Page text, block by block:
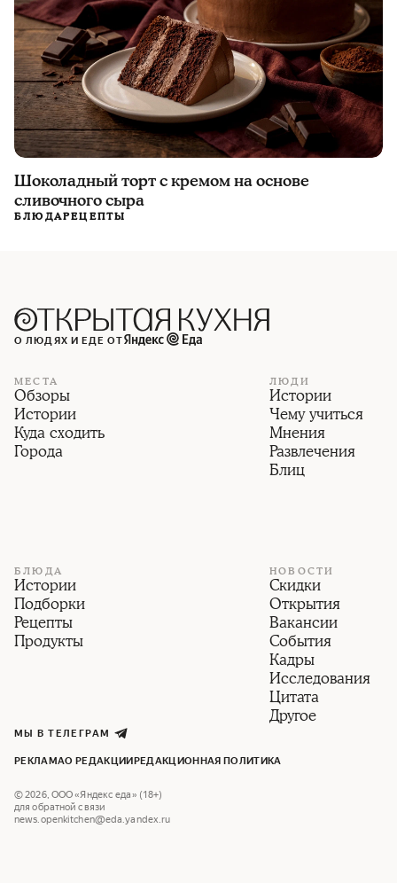
Шоколадный торт с кремом на основе
сливочного сыра
БЛЮДАРЕЦЕПТЫ
О ЛЮДЯХ И ЕДЕ ОТ
МЕСТА
Обзоры
Истории
Куда сходить
Города
ЛЮДИ
Истории
Чему учиться
Мнения
Развлечения
Блиц
БЛЮДА
Истории
Подборки
Рецепты
Продукты
НОВОСТИ
Скидки
Открытия
Вакансии
События
Кадры
Исследования
Цитата
Другое
МЫ В ТЕЛЕГРАМ
РЕКЛАМАО РЕДАКЦИИРЕДАКЦИОННАЯ ПОЛИТИКА
©2026, ООО «Яндекс еда» (18+)
для обратной связи
news.openkitchen@eda.yandex.ru